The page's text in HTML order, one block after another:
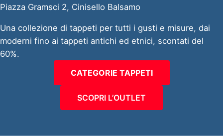
Piazza Gramsci 2, Cinisello Balsamo
Una collezione di tappeti per tutti i gusti e misure, dai
moderni fino ai tappeti antichi ed etnici, scontati del
60%.
CATEGORIE TAPPETI
SCOPRI L’OUTLET